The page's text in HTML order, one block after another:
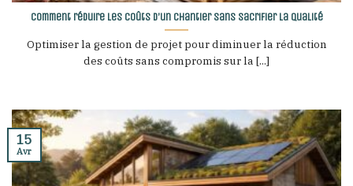
Comment réduire les coûts d’un chantier sans sacrifier la qualité
Optimiser la gestion de projet pour diminuer la réduction
des coûts sans compromis sur la [...]
15
Avr